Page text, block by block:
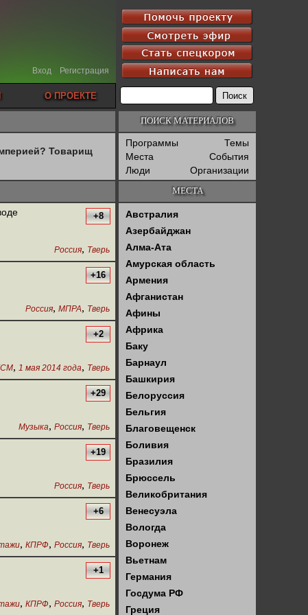
Вход Регистрация
О ПРОЕКТЕ
Товарищ
+8
Россия, Тверь
+16
Россия, МПРА, Тверь
+2
, 1 мая 2014 года, Тверь
+29
Музыка, Россия, Тверь
+19
Россия, Тверь
+6
, КПРФ, Россия, Тверь
+1
, КПРФ, Россия, Тверь
ПОИСК МАТЕРИАЛОВ
Программы
Темы
Места
События
Люди
Организации
МЕСТА
Австралия
Азербайджан
Алма-Ата
Амурская область
Армения
Афганистан
Афины
Африка
Баку
Барнаул
Башкирия
Белоруссия
Бельгия
Благовещенск
Боливия
Бразилия
Брюссель
Великобритания
Венесуэла
Вологда
Воронеж
Вьетнам
Германия
Госдума РФ
Греция